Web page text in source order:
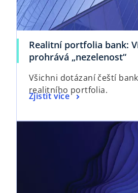
Realitní portfolia bank:
prohrává „nezelenost“
Všichni dotázaní čeští
realitního portfolia.
Zjistit více